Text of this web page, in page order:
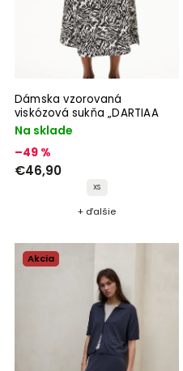
Dámska vzorovaná
viskózová sukňa „DARTIAA
STONEY oatmilk"
Na sklade
–49 %
€46,90
XS
+ ďalšie
Akcia